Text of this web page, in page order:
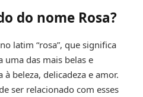
do nome Rosa?
latim “rosa”, que significa
uma das mais belas e
beleza, delicadeza e amor.
ser relacionado com esses